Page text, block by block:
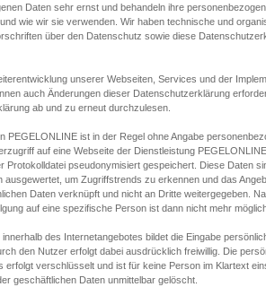
Daten sehr ernst und behandeln ihre
wie wir sie verwenden. Wir haben technische und
über den Datenschutz sowie diese
unserer Webseiten, Services und der
auch Änderungen dieser Datenschutzerklärung
ab und zu erneut durchzulesen.
PEGELONLINE ist in der Regel ohne Angabe
auf eine Webseite der Dienstleistung
Protokolldatei pseudonymisiert gespeichert. Diese Daten
ausgewertet, um Zugriffstrends zu erkennen und das
Daten verknüpft und nicht an Dritte weitergegeben.
auf eine spezifische Person ist dann nicht mehr
innerhalb des Internetangebotes bildet die Eingabe
den Nutzer erfolgt dabei ausdrücklich freiwillig. Die
erfolgt verschlüsselt und ist für keine Person im Klartext
geschäftlichen Daten unmittelbar gelöscht.